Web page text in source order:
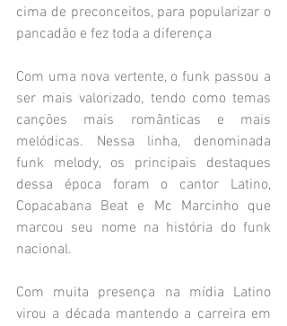
cima de preconceitos, para popularizar o
pancadão e fez toda a diferença
Com uma nova vertente, o funk passou a
ser mais valorizado, tendo como temas
canções mais românticas e mais
melódicas. Nessa linha, denominada
funk melody, os principais destaques
dessa época foram o cantor Latino,
Copacabana Beat e Mc Marcinho que
marcou seu nome na história do funk
nacional.
Com muita presença na mídia Latino
virou a década mantendo a carreira em